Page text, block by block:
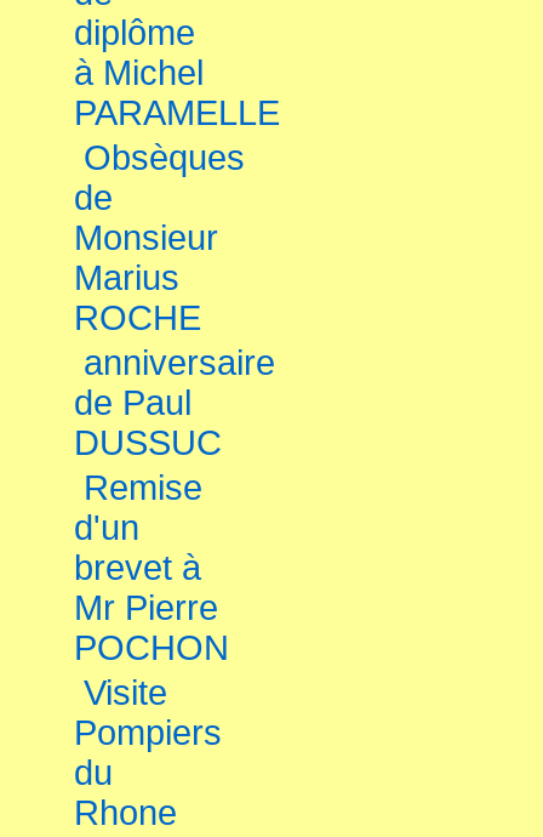
diplôme
à Michel
PARAMELLE
Obsèques
de
Monsieur
Marius
ROCHE
anniversaire
de Paul
DUSSUC
Remise
d'un
brevet à
Mr Pierre
POCHON
Visite
Pompiers
du
Rhone